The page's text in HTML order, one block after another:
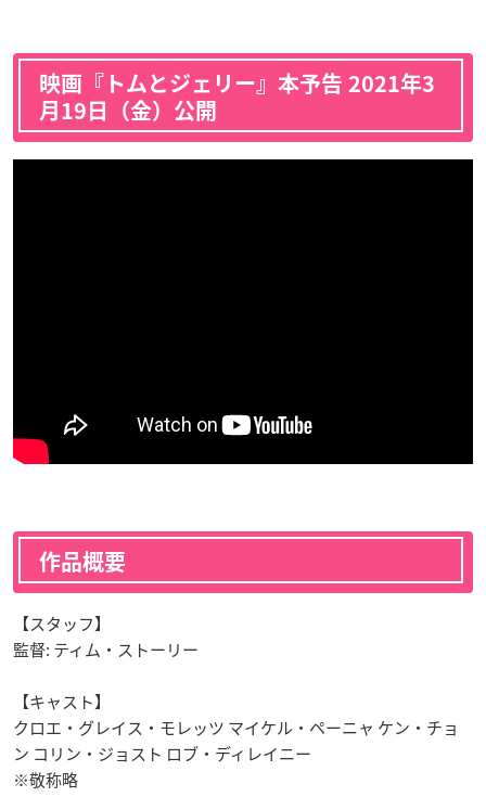
映画『トムとジェリー』本予告 2021年3
月19日（金）公開
作品概要
【スタッフ】
監督: ティム・ストーリー
【キャスト】
クロエ・グレイス・モレッツ マイケル・ペーニャ ケン・チョ
ン コリン・ジョスト ロブ・ディレイニー
※敬称略